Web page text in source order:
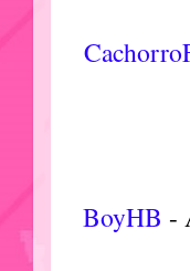
BoyHB -